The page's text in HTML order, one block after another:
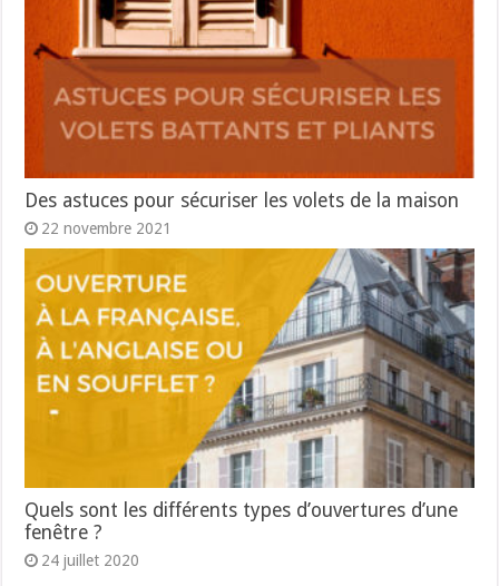
Des astuces pour sécuriser les volets de la maison
22 novembre 2021
Quels sont les différents types d’ouvertures d’une
fenêtre ?
24 juillet 2020